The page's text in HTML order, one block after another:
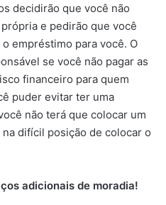
decidirão que você não
e pedirão que você
empréstimo para você. O
se você não pagar as
financeiro para quem
puder evitar ter uma
não terá que colocar um
difícil posição de colocar o
adicionais de moradia!